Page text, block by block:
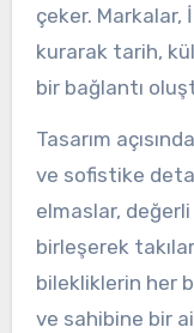
çeker.
kurarak tarih,
bir bağlantı
Tasarım
ve sofistike
elmaslar,
birleşerek
bilekliklerin her
ve sahibine bir